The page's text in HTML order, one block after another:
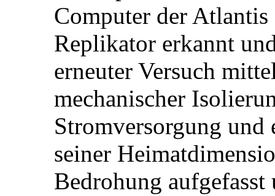
Computer der
Replikator erkannt
erneuter Versuch
mechanischer
Stromversorgung und
seiner
Bedrohung